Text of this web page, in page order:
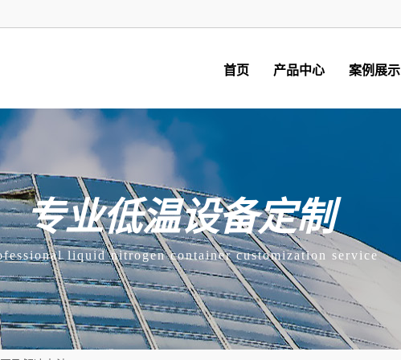
首页 产品中心 案例展示
专业低温设备定制
liquid nitrogen container customization service